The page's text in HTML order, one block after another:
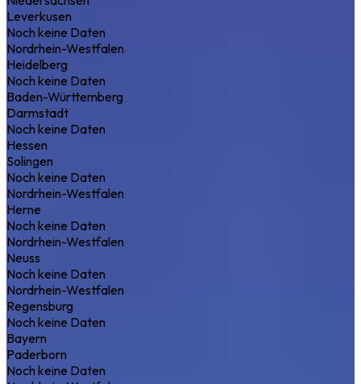
Leverkusen
Noch keine Daten
Nordrhein-Westfalen
Heidelberg
Noch keine Daten
Baden-Württemberg
Darmstadt
Noch keine Daten
Hessen
Solingen
Noch keine Daten
Nordrhein-Westfalen
Herne
Noch keine Daten
Nordrhein-Westfalen
Neuss
Noch keine Daten
Nordrhein-Westfalen
Regensburg
Noch keine Daten
Bayern
Paderborn
Noch keine Daten